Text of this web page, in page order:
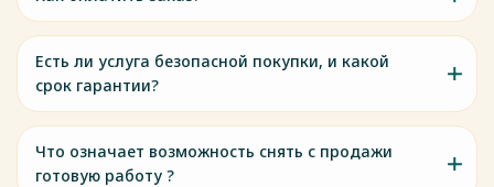
Есть ли услуга безопасной покупки, и какой
срок гарантии?
Что означает возможность снять с продажи
готовую работу ?